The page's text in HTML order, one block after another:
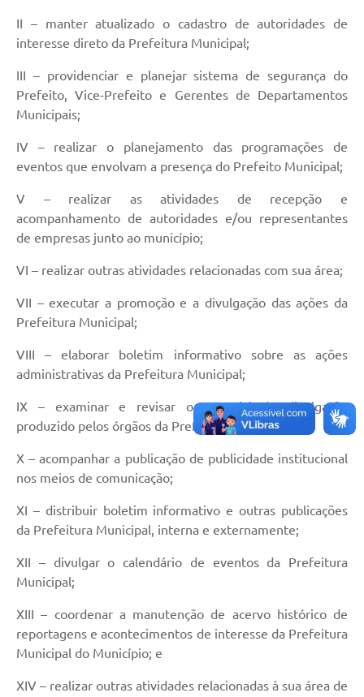
Contas Públicas
Editais
Links
Serviços Online
Telefones Úteis
Contato
II – manter atualizado o cadastro de autoridades de
interesse direto da Prefeitura Municipal;
III – providenciar e planejar sistema de segurança do
Prefeito, Vice-Prefeito e Gerentes de Departamentos
Municipais;
IV – realizar o planejamento das programações de
eventos que envolvam a presença do Prefeito Municipal;
V – realizar as atividades de recepção e
acompanhamento de autoridades e/ou representantes
de empresas junto ao município;
VI – realizar outras atividades relacionadas com sua área;
VII – executar a promoção e a divulgação das ações da
Prefeitura Municipal;
VIII – elaborar boletim informativo sobre as ações
administrativas da Prefeitura Municipal;
IX – examinar e revisar o material de divulgação
produzido pelos órgãos da Prefeitura Municipal;
X – acompanhar a publicação de publicidade institucional
nos meios de comunicação;
XI – distribuir boletim informativo e outras publicações
da Prefeitura Municipal, interna e externamente;
XII – divulgar o calendário de eventos da Prefeitura
Municipal;
XIII – coordenar a manutenção de acervo histórico de
reportagens e acontecimentos de interesse da Prefeitura
Municipal do Município; e
XIV – realizar outras atividades relacionadas à sua área de